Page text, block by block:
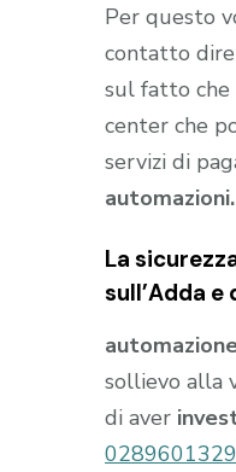
Per questo
contatto
sul fatto che
center che
servizi di
La
sull’Adda
sollievo alla
di aver
0289601329